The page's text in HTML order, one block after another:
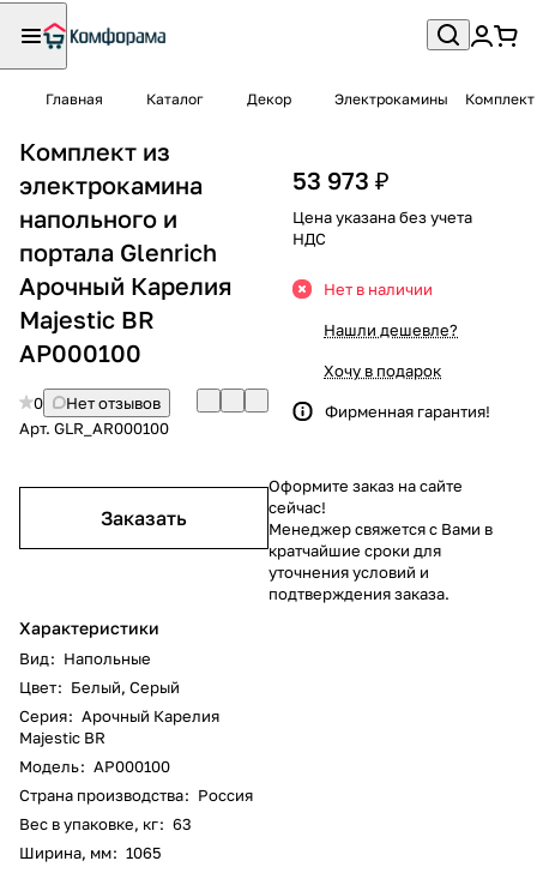
Главная Каталог Декор Электрокамины
Комплект из
электрокамина
напольного и
портала Glenrich
Арочный Карелия
Majestic BR
АР000100
0
Нет отзывов
Арт. GLR_AR000100
Заказать
Характеристики
Вид: Напольные
Цвет: Белый, Серый
Серия: Арочный Карелия
Majestic BR
Модель: АР000100
Страна производства: Россия
Вес в упаковке, кг: 63
Ширина, мм: 1065
53 973 ₽
Цена указана без учета
НДС
Нет в наличии
Нашли дешевле?
Хочу в подарок
Фирменная гарантия!
Оформите заказ на сайте
сейчас!
Менеджер свяжется с Вами в
кратчайшие сроки для
уточнения условий и
подтверждения заказа.